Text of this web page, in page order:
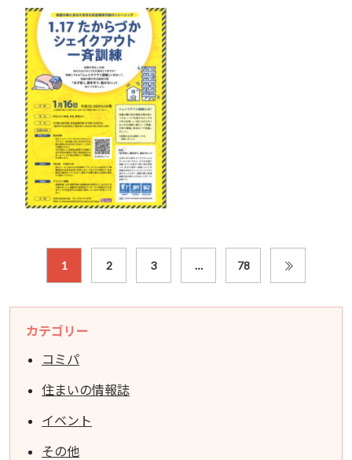
1 2 3 … 78
カテゴリー
コミパ
住まいの情報誌
イベント
その他